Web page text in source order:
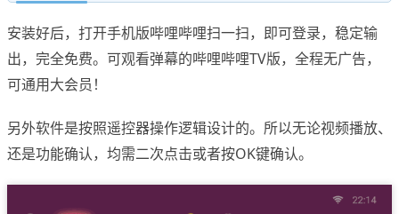
安装好后，打开手机版哔哩哔哩扫一扫，即可登录，稳定输
出，完全免费。可观看弹幕的哔哩哔哩TV版，全程无广告，
可通用大会员！
另外软件是按照遥控器操作逻辑设计的。所以无论视频播放、
还是功能确认，均需二次点击或者按OK键确认。